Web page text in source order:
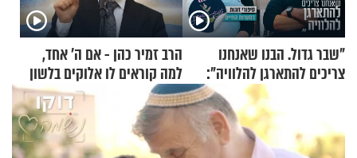
"שבר גדול. הבנו שאנחנו
צריכים להתארגן להלוויה":
זוגיות במבחן, הפעם עם מרים
הרב זמיר כהן - אם ה’ אחד,
למה קוראים לו אלוקים בלשון
רבים?